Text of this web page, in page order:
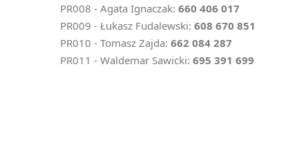
PR008 - Agata Ignaczak: 660 406 017
PR009 - Łukasz Fudalewski: 608 670 851
PR010 - Tomasz Zajda: 662 084 287
PR011 - Waldemar Sawicki: 695 391 699